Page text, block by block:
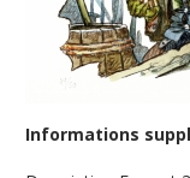
Informations